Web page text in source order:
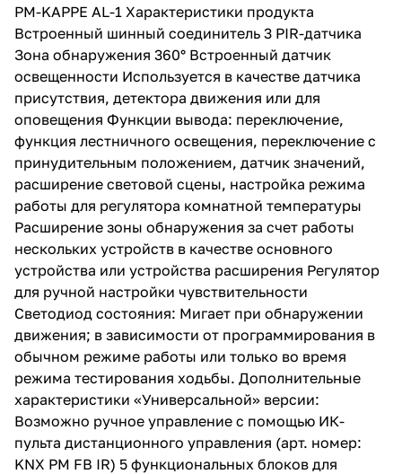
PM-KAPPE AL-1 Характеристики продукта
Встроенный шинный соединитель 3 PIR-датчика
Зона обнаружения 360° Встроенный датчик
освещенности Используется в качестве датчика
присутствия, детектора движения или для
оповещения Функции вывода: переключение,
функция лестничного освещения, переключение с
принудительным положением, датчик значений,
расширение световой сцены, настройка режима
работы для регулятора комнатной температуры
Расширение зоны обнаружения за счет работы
нескольких устройств в качестве основного
устройства или устройства расширения Регулятор
для ручной настройки чувствительности
Светодиод состояния: Мигает при обнаружении
движения; в зависимости от программирования в
обычном режиме работы или только во время
режима тестирования ходьбы. Дополнительные
характеристики «Универсальной» версии:
Возможно ручное управление с помощью ИК-
пульта дистанционного управления (арт. номер:
KNX PM FB IR) 5 функциональных блоков для